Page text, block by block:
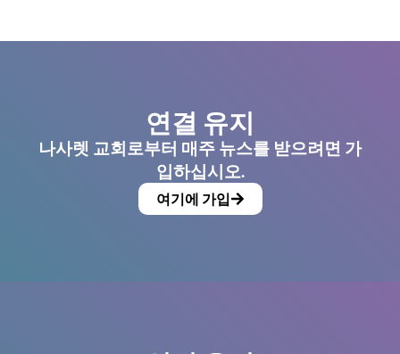
연결 유지
나사렛 교회로부터 매주 뉴스를 받으려면 가
입하십시오.
여기에 가입